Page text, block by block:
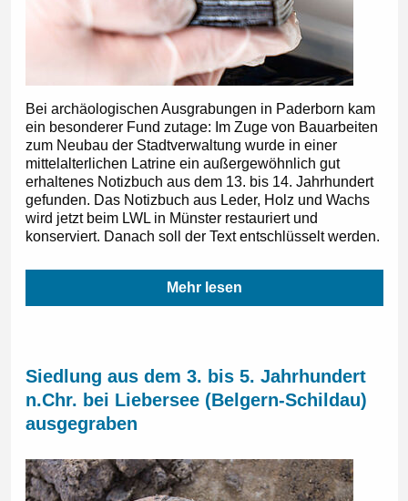
Bei archäologischen Ausgrabungen in Paderborn kam
ein besonderer Fund zutage: Im Zuge von Bauarbeiten
zum Neubau der Stadtverwaltung wurde in einer
mittelalterlichen Latrine ein außergewöhnlich gut
erhaltenes Notizbuch aus dem 13. bis 14. Jahrhundert
gefunden. Das Notizbuch aus Leder, Holz und Wachs
wird jetzt beim LWL in Münster restauriert und
konserviert. Danach soll der Text entschlüsselt werden.
Mehr lesen
Siedlung aus dem 3. bis 5. Jahrhundert
n.Chr. bei Liebersee (Belgern-Schildau)
ausgegraben